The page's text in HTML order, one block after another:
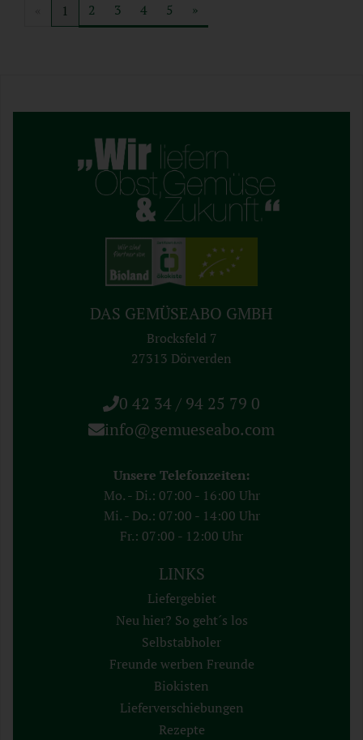
1 2 3 4 5 »
DAS GEMÜSEABO GMBH
Brocksfeld 7
27313 Dörverden
0 42 34 / 94 25 79 0
info@gemueseabo.com
Unsere Telefonzeiten:
Mo. - Di.: 07:00 - 16:00 Uhr
Mi. - Do.: 07:00 - 14:00 Uhr
Fr.: 07:00 - 12:00 Uhr
LINKS
Liefergebiet
Neu hier? So geht´s los
Selbstabholer
Freunde werben Freunde
Biokisten
Lieferverschiebungen
Rezepte